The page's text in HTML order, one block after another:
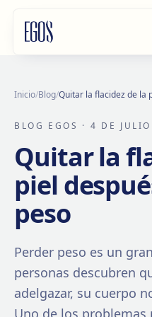
Inicio/Blog/Quitar la flacidez de la
BLOG EGOS · 4 DE
Quitar la
piel
peso
Perder peso es un
personas descubren
adelgazar, su cuerpo
Uno de los problemas